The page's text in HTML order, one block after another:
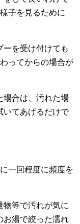
子を見るために
ーを受け付けても
ってからの場合が
場合は、汚れた場
いてあげるだけで
一回程度に頻度を
物等で汚れが気に
お湯で絞った濡れ